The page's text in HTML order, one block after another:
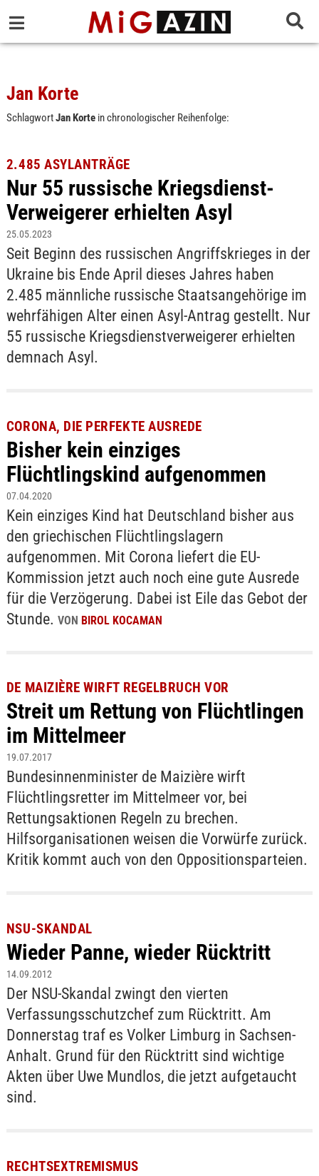
Jan Korte
SchlagwortJan Kortein chronologischer Reihenfolge:
2.485 ASYLANTRÄGE
Nur 55 russische Kriegsdienst-
Verweigerer erhielten Asyl
25.05.2023
Seit Beginn des russischen Angriffskrieges in der
Ukraine bis Ende April dieses Jahres haben
2.485 männliche russische Staatsangehörige im
wehrfähigen Alter einen Asyl-Antrag gestellt. Nur
55 russische Kriegsdienstverweigerer erhielten
demnach Asyl.
CORONA, DIE PERFEKTE AUSREDE
Bisher kein einziges
Flüchtlingskind aufgenommen
07.04.2020
Kein einziges Kind hat Deutschland bisher aus
den griechischen Flüchtlingslagern
aufgenommen. Mit Corona liefert die EU-
Kommission jetzt auch noch eine gute Ausrede
für die Verzögerung. Dabei ist Eile das Gebot der
Stunde. VON BIROL KOCAMAN
DE MAIZIÈRE WIRFT REGELBRUCH VOR
Streit um Rettung von Flüchtlingen
im Mittelmeer
19.07.2017
Bundesinnenminister de Maizière wirft
Flüchtlingsretter im Mittelmeer vor, bei
Rettungsaktionen Regeln zu brechen.
Hilfsorganisationen weisen die Vorwürfe zurück.
Kritik kommt auch von den Oppositionsparteien.
NSU-SKANDAL
Wieder Panne, wieder Rücktritt
14.09.2012
Der NSU-Skandal zwingt den vierten
Verfassungsschutzchef zum Rücktritt. Am
Donnerstag traf es Volker Limburg in Sachsen-
Anhalt. Grund für den Rücktritt sind wichtige
Akten über Uwe Mundlos, die jetzt aufgetaucht
sind.
RECHTSEXTREMISMUS